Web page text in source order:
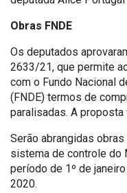
Obras FNDE
Os deputados
2633/21, que permite
com o Fundo Nacional
(FNDE) termos de
paralisadas. A proposta
Serão abrangidas
sistema de controle do
período de 1º de
2020.